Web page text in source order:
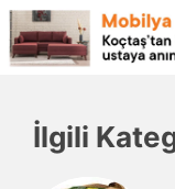
İlgili